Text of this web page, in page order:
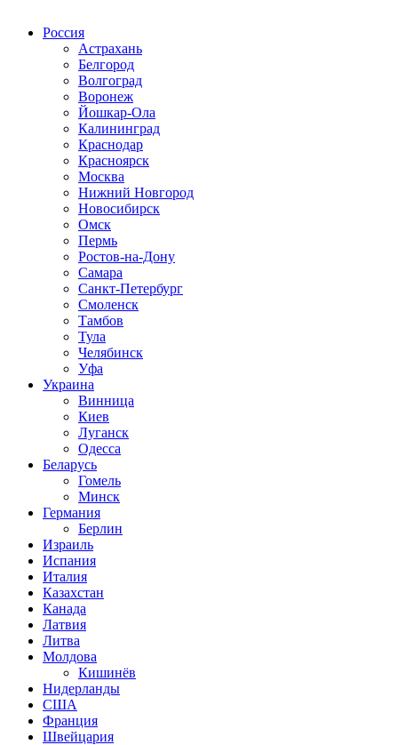
Россия
Астрахань
Белгород
Волгоград
Воронеж
Йошкар-Ола
Калининград
Краснодар
Красноярск
Москва
Нижний Новгород
Новосибирск
Омск
Пермь
Ростов-на-Дону
Самара
Санкт-Петербург
Смоленск
Тамбов
Тула
Челябинск
Уфа
Украина
Винница
Киев
Луганск
Одесса
Беларусь
Гомель
Минск
Германия
Берлин
Израиль
Испания
Италия
Казахстан
Канада
Латвия
Литва
Молдова
Кишинёв
Нидерланды
США
Франция
Швейцария